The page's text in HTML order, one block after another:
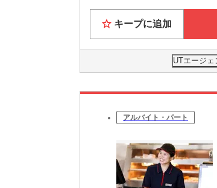
キープに追加
UTエージ
アルバイト・パート